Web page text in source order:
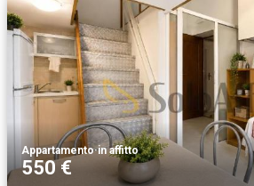
Appartamento·in affitto
550 €